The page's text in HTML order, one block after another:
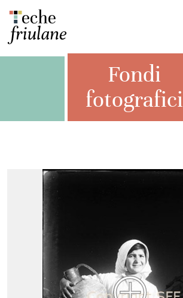
Fondi
fotografici